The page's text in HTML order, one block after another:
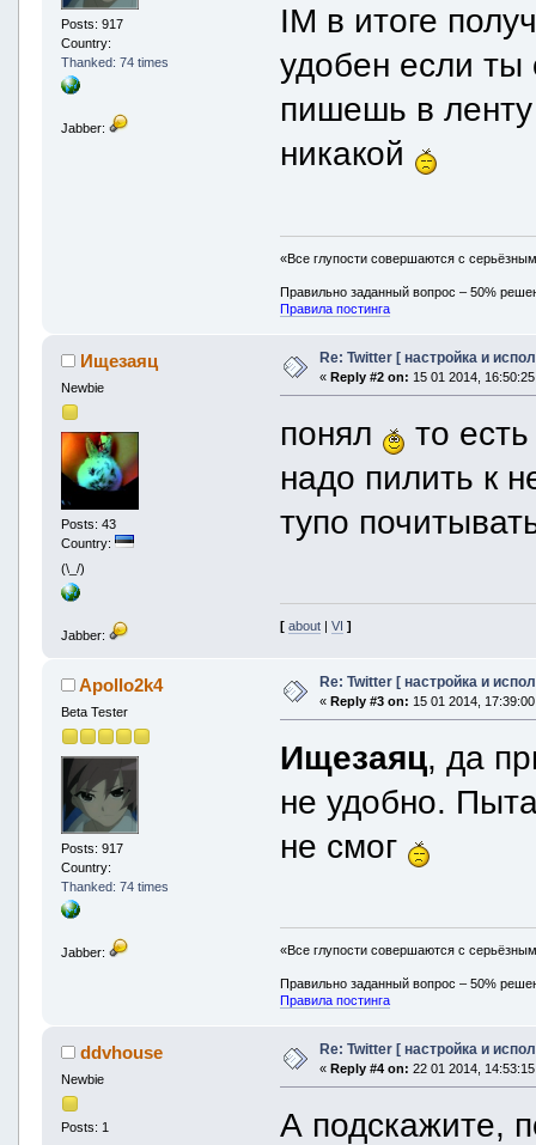
Posts: 917
Country:
Thanked: 74 times
Jabber:
IM в итоге
удобен если
пишешь в
никакой
«Все глупости совершаются с
Правильно заданный вопрос – 50%
Правила постинга
Ищезаяц
Newbie
Posts: 43
Country:
(\_/)
Jabber:
Re: Twitter [ настройка и
« Reply #2 on: 15 01 2014,
понял
то
надо пилить к
тупо
[ about |VI ]
Apollo2k4
Beta Tester
Posts: 917
Country:
Thanked: 74 times
Jabber:
Re: Twitter [ настройка и
« Reply #3 on: 15 01 2014,
Ищезаяц, да
не удобно.
не смог
«Все глупости совершаются с
Правильно заданный вопрос – 50%
Правила постинга
ddvhouse
Newbie
Posts: 1
Re: Twitter [ настройка и
« Reply #4 on: 22 01 2014,
А подскажите,